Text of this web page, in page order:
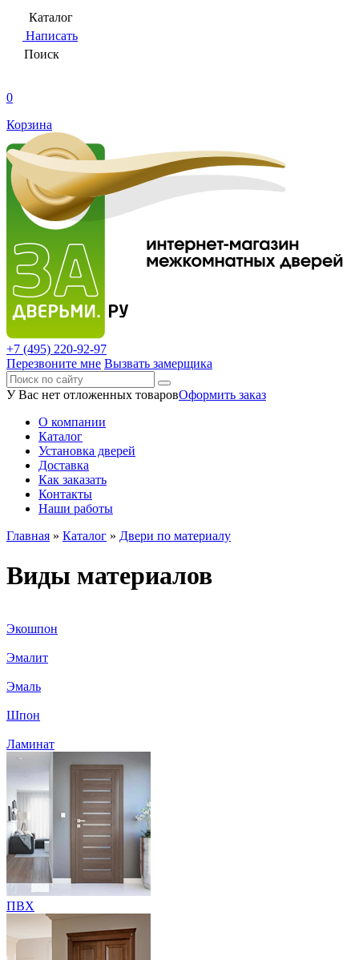
Каталог
Написать
Поиск
0
Корзина
+7 (495) 220-92-97
Перезвоните мне Вызвать замерщика
У Вас нет отложенных товаровОформить заказ
О компании
Каталог
Установка дверей
Доставка
Как заказать
Контакты
Наши работы
Главная » Каталог » Двери по материалу
Виды материалов
Экошпон
Эмалит
Эмаль
Шпон
Ламинат
ПВХ